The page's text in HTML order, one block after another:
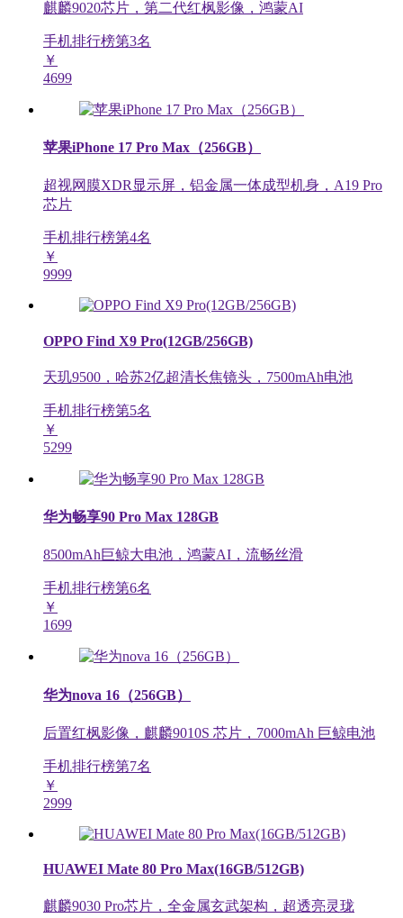
麒麟9020芯片，第二代红枫影像，鸿蒙AI
手机排行榜第3名
￥
4699
苹果iPhone 17 Pro Max（256GB）
超视网膜XDR显示屏，铝金属一体成型机身，A19 Pro
芯片
手机排行榜第4名
￥
9999
OPPO Find X9 Pro(12GB/256GB)
天玑9500，哈苏2亿超清长焦镜头，7500mAh电池
手机排行榜第5名
￥
5299
华为畅享90 Pro Max 128GB
8500mAh巨鲸大电池，鸿蒙AI，流畅丝滑
手机排行榜第6名
￥
1699
华为nova 16（256GB）
后置红枫影像，麒麟9010S 芯片，7000mAh 巨鲸电池
手机排行榜第7名
￥
2999
HUAWEI Mate 80 Pro Max(16GB/512GB)
麒麟9030 Pro芯片，全金属玄武架构，超透亮灵珑